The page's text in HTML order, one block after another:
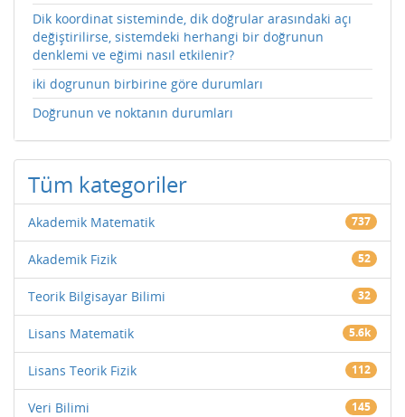
Dik koordinat sisteminde, dik doğrular arasındaki açı
değiştirilirse, sistemdeki herhangi bir doğrunun
denklemi ve eğimi nasıl etkilenir?
iki dogrunun birbirine göre durumları
Doğrunun ve noktanın durumları
Tüm kategoriler
Akademik Matematik 737
Akademik Fizik 52
Teorik Bilgisayar Bilimi 32
Lisans Matematik 5.6k
Lisans Teorik Fizik 112
Veri Bilimi 145